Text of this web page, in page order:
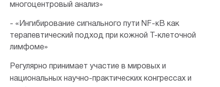
многоцентровый анализ»
- «Ингибирование сигнального пути NF-κB как
терапевтический подход при кожной Т-клеточной
лимфоме»
Регулярно принимает участие в мировых и
национальных научно-практических конгрессах и